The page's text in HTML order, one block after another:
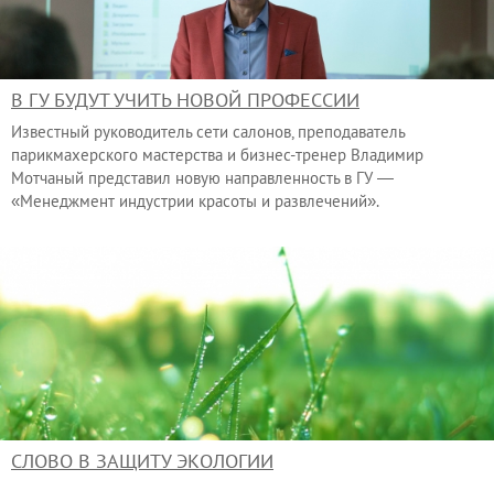
В ГУ БУДУТ УЧИТЬ НОВОЙ ПРОФЕССИИ
Известный руководитель сети салонов, преподаватель
парикмахерского мастерства и бизнес-тренер Владимир
Мотчаный представил новую направленность в ГУ —
«Менеджмент индустрии красоты и развлечений».
СЛОВО В ЗАЩИТУ ЭКОЛОГИИ